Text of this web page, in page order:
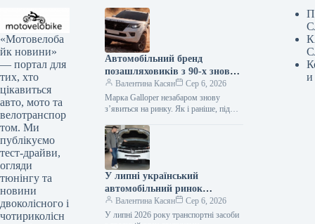
«Мотовелоба
йк новини»
— портал для
тих, хто
цікавиться
авто, мото та
велотранспор
том. Ми
публікуємо
тест-драйви,
огляди
тюнінгу та
новини
двоколісного і
чотириколісн
Автомобільний бренд
позашляховиків з 90-х знову
з’явиться на ринку.
Валентина Касян
Сер 6, 2026
Марка Galloper незабаром знову
з’явиться на ринку. Як і раніше, під
випускатися автомобілі підвищеної
прохідності. Відродженням…
У липні український
автомобільний ринок
відзначився посиленням
позицій гібридних
Валентина Касян
Сер 6, 2026
У липні 2026 року транспортні засоби
и